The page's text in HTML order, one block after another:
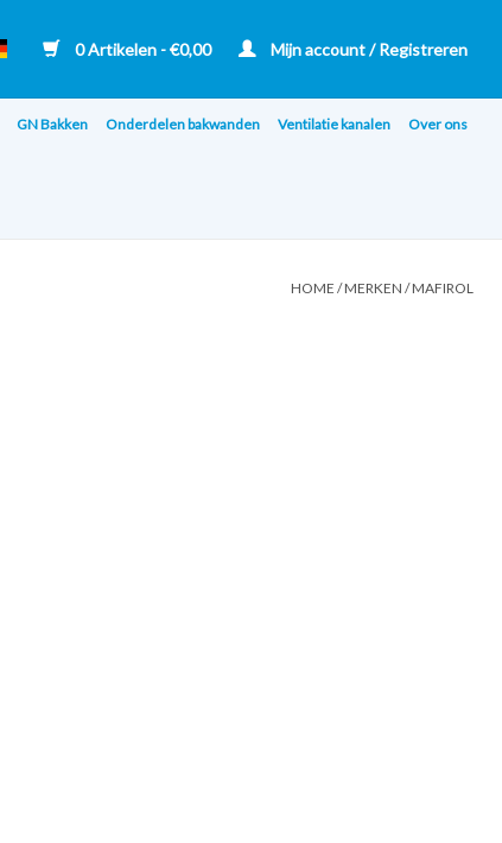
0 Artikelen - €0,00 Mijn account / Registreren
GN Bakken Onderdelen bakwanden Ventilatie kanalen Over ons
HOME /MERKEN /MAFIROL